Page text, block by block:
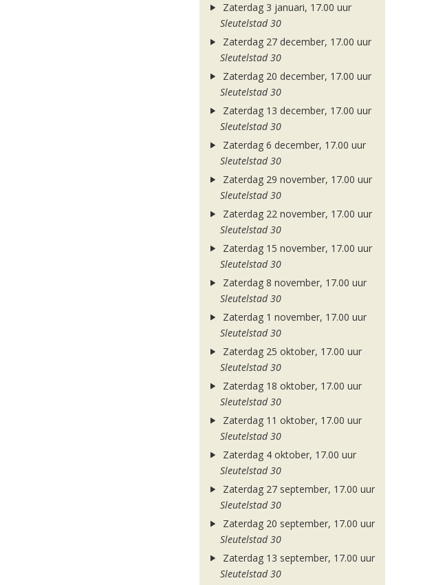
Zaterdag 3 januari, 17.00 uur
Sleutelstad 30
Zaterdag 27 december, 17.00 uur
Sleutelstad 30
Zaterdag 20 december, 17.00 uur
Sleutelstad 30
Zaterdag 13 december, 17.00 uur
Sleutelstad 30
Zaterdag 6 december, 17.00 uur
Sleutelstad 30
Zaterdag 29 november, 17.00 uur
Sleutelstad 30
Zaterdag 22 november, 17.00 uur
Sleutelstad 30
Zaterdag 15 november, 17.00 uur
Sleutelstad 30
Zaterdag 8 november, 17.00 uur
Sleutelstad 30
Zaterdag 1 november, 17.00 uur
Sleutelstad 30
Zaterdag 25 oktober, 17.00 uur
Sleutelstad 30
Zaterdag 18 oktober, 17.00 uur
Sleutelstad 30
Zaterdag 11 oktober, 17.00 uur
Sleutelstad 30
Zaterdag 4 oktober, 17.00 uur
Sleutelstad 30
Zaterdag 27 september, 17.00 uur
Sleutelstad 30
Zaterdag 20 september, 17.00 uur
Sleutelstad 30
Zaterdag 13 september, 17.00 uur
Sleutelstad 30